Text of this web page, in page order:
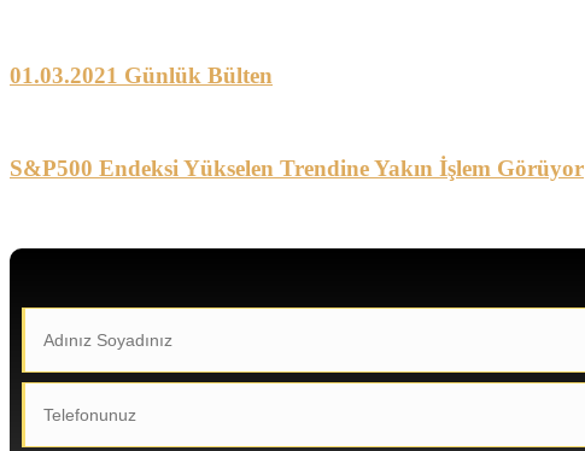
01.03.2021 Günlük Bülten
S&P500 Endeksi Yükselen Trendine Yakın İşlem Görüyor